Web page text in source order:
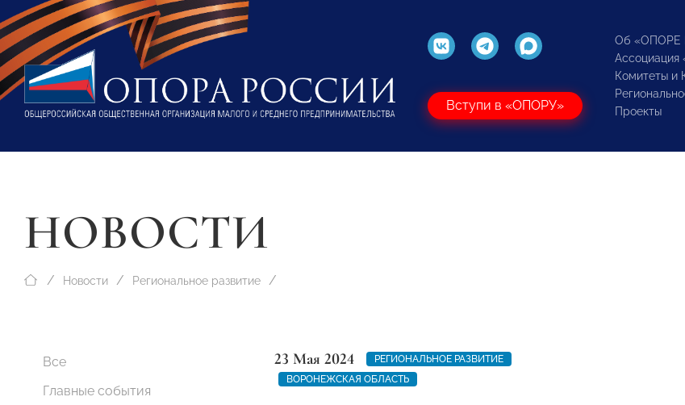
Вступи в «ОПОРУ»
Об «ОПОРЕ
Комитеты и
Проекты
НОВОСТИ
Новости Региональное развитие
Все
Главные события
23 Мая 2024
РЕГИОНАЛЬНОЕ РАЗВИТИЕ
ВОРОНЕЖСКАЯ ОБЛАСТЬ